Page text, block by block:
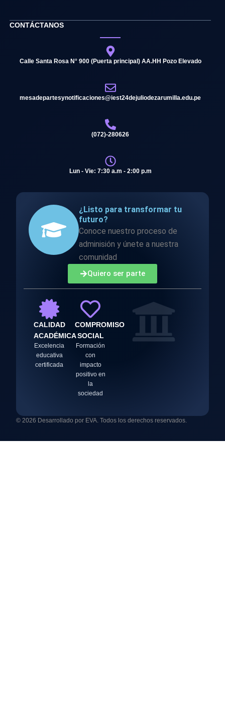
CONTÁCTANOS
Calle Santa Rosa N° 900 (Puerta principal) AA.HH Pozo Elevado
mesadepartesynotificaciones@iest24dejuliodezarumilla.edu.pe
(072)-280626
Lun - Vie: 7:30 a.m - 2:00 p.m
¿Listo para transformar tu
futuro?
Conoce nuestro proceso de
adminisión y únete a nuestra
comunidad
Quiero ser parte
CALIDAD
ACADÉMICA
Excelencia
educativa
certificada
COMPROMISO
SOCIAL
Formación
con
impacto
positivo en
la
sociedad
© 2026 Desarrollado por EVA. Todos los derechos reservados.